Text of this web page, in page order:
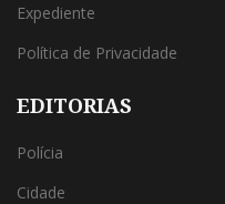
Expediente
Política de Privacidade
EDITORIAS
Polícia
Cidade